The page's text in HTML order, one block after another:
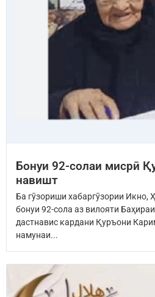
Бонуи 92-солаи мисрӣ
навишт
Ба гӯзориши хабаргӯзории Икно,
бонуи 92-сола аз вилояти
дастнавис кардани Қуръони
намунаи...